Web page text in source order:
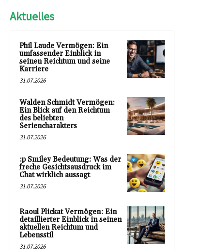
Aktuelles
Phil Laude Vermögen: Ein
umfassender Einblick in
seinen Reichtum und seine
Karriere
31.07.2026
Walden Schmidt Vermögen:
Ein Blick auf den Reichtum
des beliebten
Seriencharakters
31.07.2026
:p Smiley Bedeutung: Was der
freche Gesichtsausdruck im
Chat wirklich aussagt
31.07.2026
Raoul Plickat Vermögen: Ein
detaillierter Einblick in seinen
aktuellen Reichtum und
Lebensstil
31.07.2026